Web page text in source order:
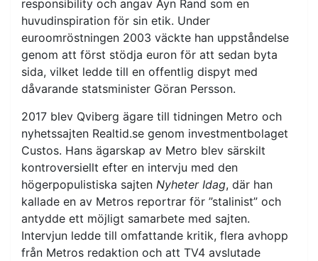
responsibility och angav Ayn Rand som en
huvudinspiration för sin etik. Under
euroomröstningen 2003 väckte han uppståndelse
genom att först stödja euron för att sedan byta
sida, vilket ledde till en offentlig dispyt med
dåvarande statsminister Göran Persson.
2017 blev Qviberg ägare till tidningen Metro och
nyhetssajten Realtid.se genom investmentbolaget
Custos. Hans ägarskap av Metro blev särskilt
kontroversiellt efter en intervju med den
högerpopulistiska sajten Nyheter Idag, där han
kallade en av Metros reportrar för ”stalinist” och
antydde ett möjligt samarbete med sajten.
Intervjun ledde till omfattande kritik, flera avhopp
från Metros redaktion och att TV4 avslutade